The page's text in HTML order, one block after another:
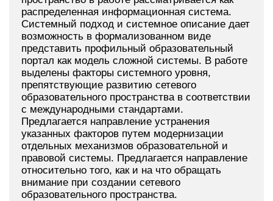
распределенная информационная система.
Системный подход и системное описание дает
возможность в формализованном виде
представить профильный образовательный
портал как модель сложной системы. В работе
выделены факторы системного уровня,
препятствующие развитию сетевого
образовательного пространства в соответствии
с международными стандартами.
Предлагается направление устранения
указанных факторов путем модернизации
отдельных механизмов образовательной и
правовой системы. Предлагается направление
относительно того, как и на что обращать
внимание при создании сетевого
образовательного пространства.